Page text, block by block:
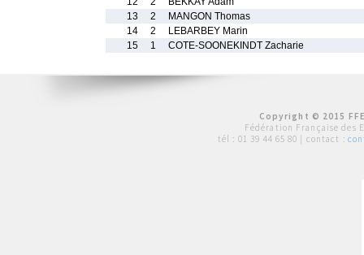
13
2
MANGON Thomas
14
2
LEBARBEY Marin
15
1 COTE-SOONEKINDT Zacharie
Copyright © 2015
Fédération Française des
tél : 01 39 44 65 80 | contact :